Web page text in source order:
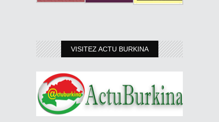
VISITEZ ACTU BURKINA